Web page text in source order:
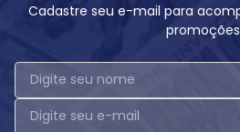
Cadastre seu e-mail para